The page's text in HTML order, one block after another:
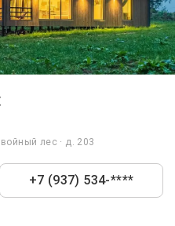
лес · д. 203
+7 (937) 534-****